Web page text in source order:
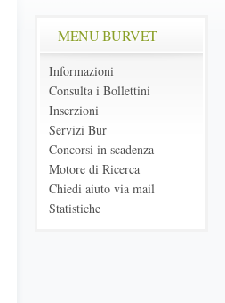
MENU BURVET
Informazioni
Consulta i Bollettini
Inserzioni
Servizi Bur
Concorsi in scadenza
Motore di Ricerca
Chiedi aiuto via mail
Statistiche